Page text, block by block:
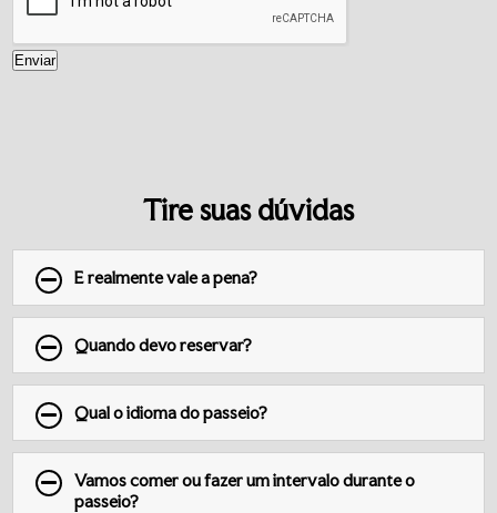
Enviar
Tire suas dúvidas
E realmente vale a pena?
Quando devo reservar?
Qual o idioma do passeio?
Vamos comer ou fazer um intervalo durante o
passeio?